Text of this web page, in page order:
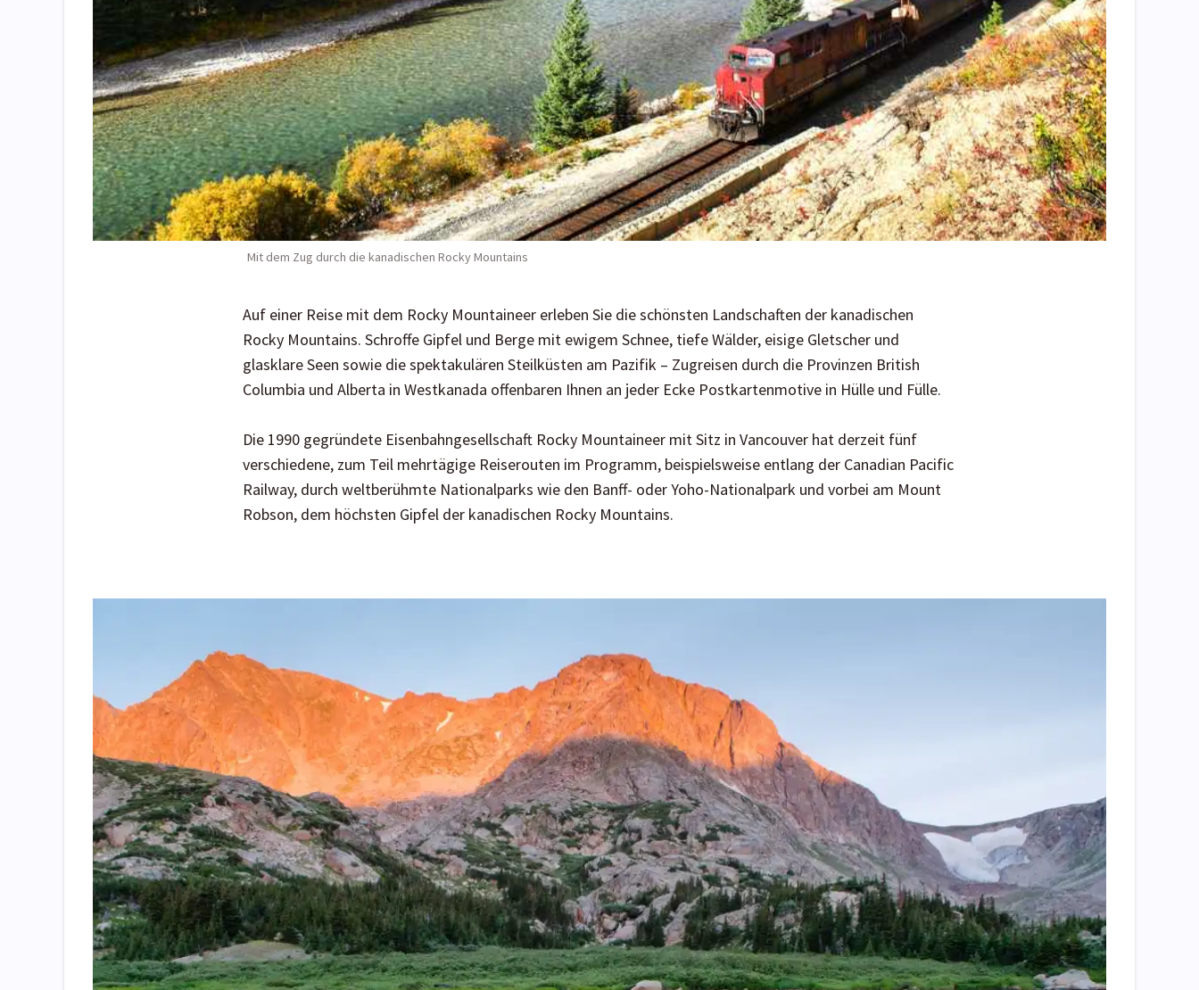
Mit dem Zug durch die kanadischen Rocky Mountains
Auf einer Reise mit dem Rocky Mountaineer erleben Sie die schönsten Landschaften der kanadischen
Rocky Mountains. Schroffe Gipfel und Berge mit ewigem Schnee, tiefe Wälder, eisige Gletscher und
glasklare Seen sowie die spektakulären Steilküsten am Pazifik – Zugreisen durch die Provinzen British
Columbia und Alberta in Westkanada offenbaren Ihnen an jeder Ecke Postkartenmotive in Hülle und Fülle.
Die 1990 gegründete Eisenbahngesellschaft Rocky Mountaineer mit Sitz in Vancouver hat derzeit fünf
verschiedene, zum Teil mehrtägige Reiserouten im Programm, beispielsweise entlang der Canadian Pacific
Railway, durch weltberühmte Nationalparks wie den Banff- oder Yoho-Nationalpark und vorbei am Mount
Robson, dem höchsten Gipfel der kanadischen Rocky Mountains.